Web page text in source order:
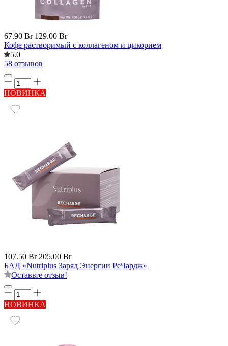
67.90 Br 129.00 Br
Кофе растворимый с коллагеном и цикорием
5.0
58 отзывов
НОВИНКА
107.50 Br 205.00 Br
БАД «Nutriplus Заряд Энергии РеЧардж»
Оставьте отзыв!
НОВИНКА